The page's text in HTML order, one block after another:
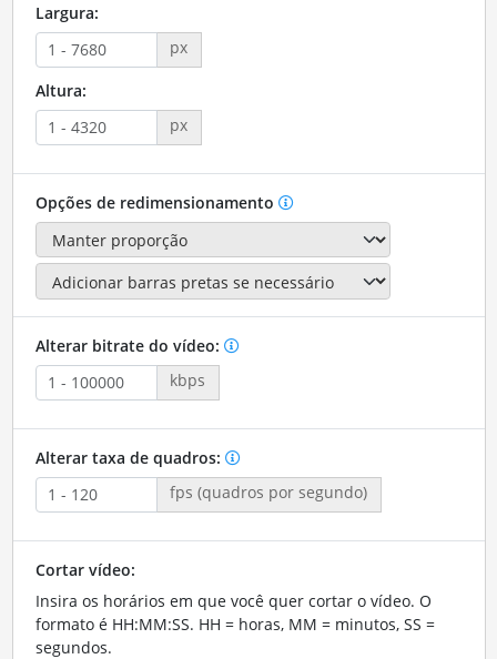
Largura:
px
Altura:
px
Opções de redimensionamento
Alterar bitrate do vídeo:
kbps
Alterar taxa de quadros:
fps (quadros por segundo)
Cortar vídeo:
Insira os horários em que você quer cortar o vídeo. O
formato é HH:MM:SS. HH = horas, MM = minutos, SS =
segundos.